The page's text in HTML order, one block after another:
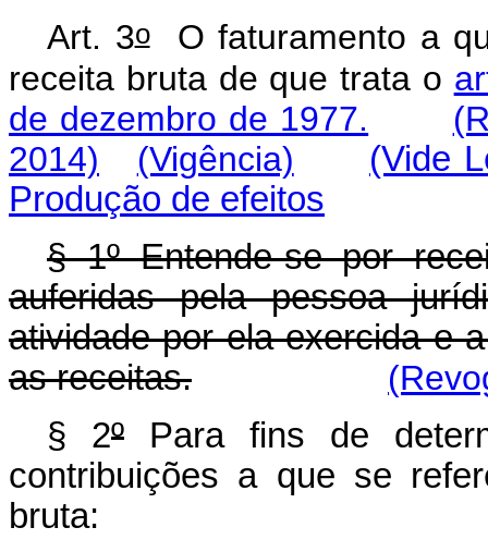
Art. 3oO faturamento a
receita bruta de que trata o
de dezembro de 1977.
2014)
(Vigência)
(Vide
Produção de efeitos
§ 1º Entende-se por
auferidas pela pessoa
atividade por ela exercida e
as receitas.
§ 2º Para fins de
contribuições a que se
bruta: